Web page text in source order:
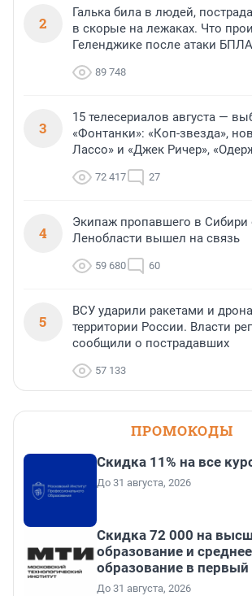
2
Галька била в людей,
в скорые на лежаках. Что
Геленджике после атаки БПЛА
89 748
3
15 телесериалов августа —
«Фонтанки»: «Коп-звезда»,
Лассо» и «Джек Ричер»,
72 417 27
4
Экипаж пропавшего в Сибири
Ленобласти вышел на связь
59 680 60
5
ВСУ ударили ракетами и
территории России. Власти
сообщили о пострадавших
57 133
ПРОМОКОДЫ
Скидка 11% на все
До 31 августа, 2026
Скидка 72 000 на
образование и
образование в первый
До 31 августа, 2026